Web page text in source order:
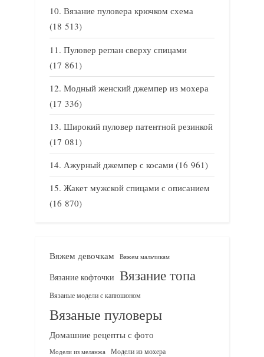
Вязание пуловера крючком схема
(18 513)
Пуловер реглан сверху спицами
(17 861)
Модный женский джемпер из мохера
(17 336)
Широкий пуловер патентной резинкой
(17 081)
Ажурный джемпер с косами (16 961)
Жакет мужской спицами с описанием
(16 870)
Вяжем девочкам Вяжем мальчикам
Вязание кофточки Вязание топа
Вязаные модели с капюшоном
Вязаные пуловеры
Домашние рецепты с фото
Модели из меланжа Модели из мохера